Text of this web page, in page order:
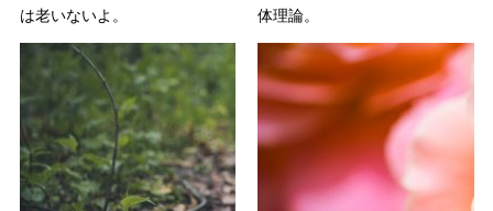
は老いないよ。
体理論。